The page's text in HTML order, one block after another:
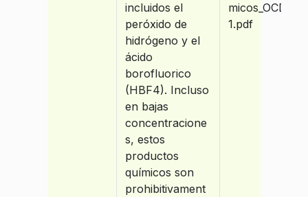
incluidos el
peróxido de
hidrógeno y el
ácido
borofluorico
(HBF4). Incluso
en bajas
concentracione
s, estos
productos
químicos son
prohibitivament
micos_OCDE-
1.pdf